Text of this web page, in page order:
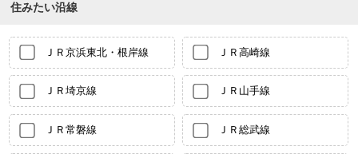
住みたい沿線
ＪＲ京浜東北・根岸線 ＪＲ高崎線
ＪＲ埼京線 ＪＲ山手線
ＪＲ常磐線 ＪＲ総武線